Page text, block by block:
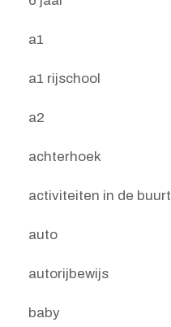
a1
a1 rijschool
a2
achterhoek
activiteiten in de buurt
auto
autorijbewijs
baby